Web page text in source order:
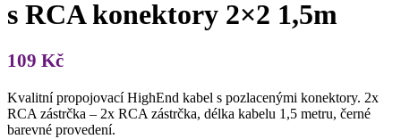
s RCA konektory 2×2 1,5m
109 Kč
Kvalitní propojovací HighEnd kabel s pozlacenými konektory. 2x
RCA zástrčka – 2x RCA zástrčka, délka kabelu 1,5 metru, černé
barevné provedení.